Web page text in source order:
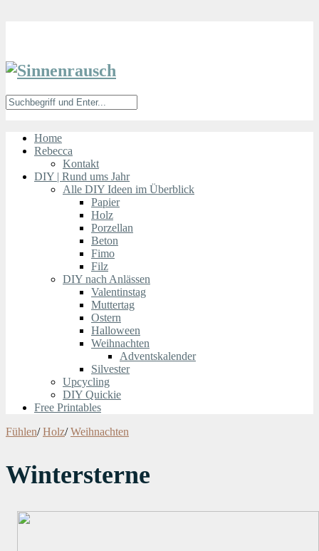
Home
Rebecca
Kontakt
DIY | Rund ums Jahr
Alle DIY Ideen im Überblick
Papier
Holz
Porzellan
Beton
Fimo
Filz
DIY nach Anlässen
Valentinstag
Muttertag
Ostern
Halloween
Weihnachten
Adventskalender
Silvester
Upcycling
DIY Quickie
Free Printables
Fühlen/ Holz/ Weihnachten
Wintersterne